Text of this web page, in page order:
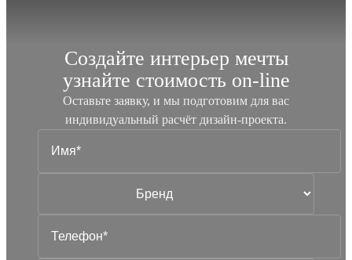
Создайте интерьер мечты
узнайте стоимость on-line
Оставьте заявку, и мы подготовим для вас
индивидуальный расчёт дизайн-проекта.